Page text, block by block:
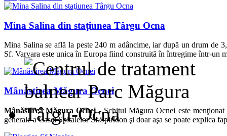
Mina Salina din staţiunea Târgu Ocna
Mina Salina se află la peste 240 m adâncime, iar după un drum de
Sf. Varvara este unica în Europa fiind construită în întregime într-un
Mânăstirea Măgura Ocnei
Mânăstirea Măgura Ocnei -Schitul Măgura Ocnei este
generale a Casei Spitalelor Sf.Spiridon şi doar aşa se poate explica